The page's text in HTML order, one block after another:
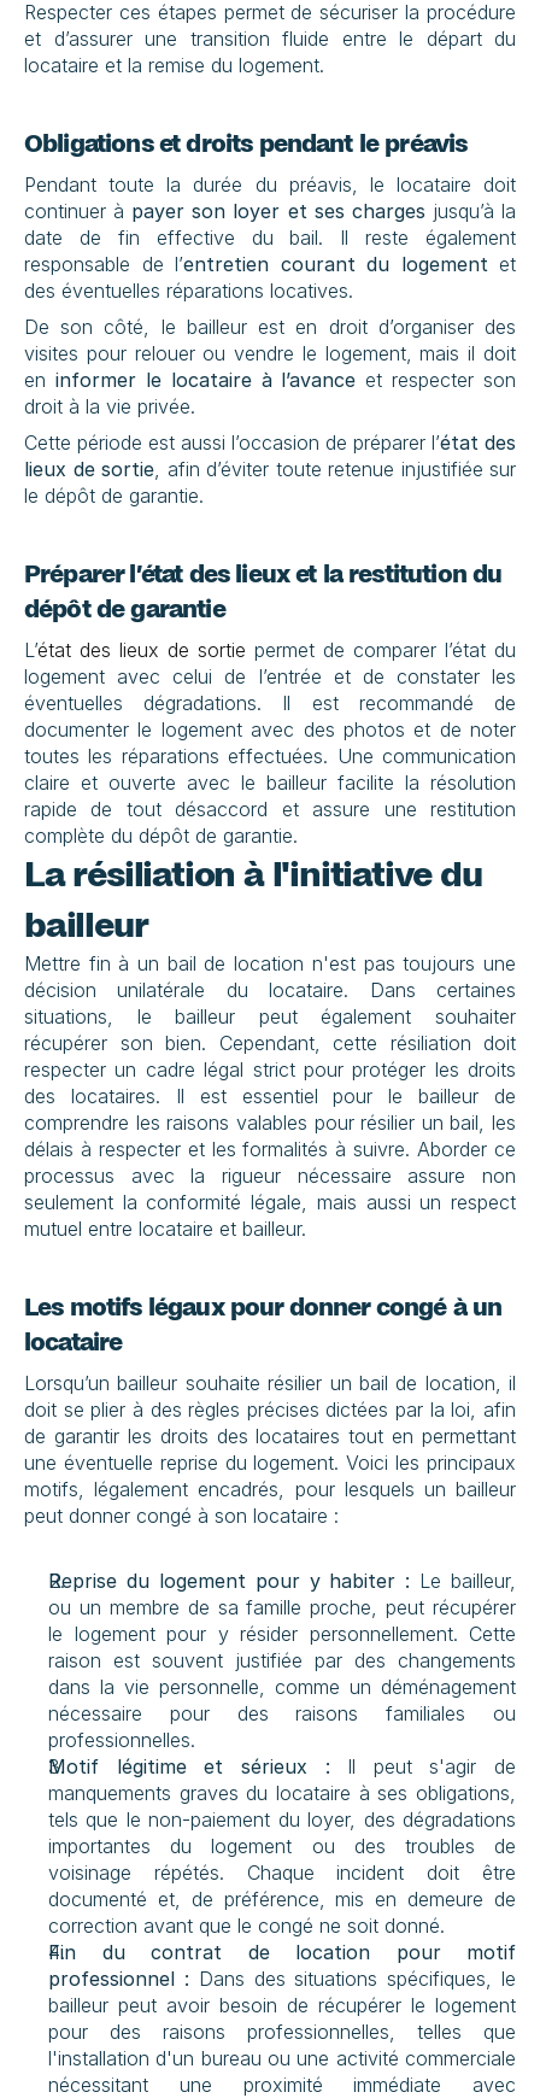
Respecter ces étapes permet de sécuriser la procédure
et d’assurer une transition fluide entre le départ du
locataire et la remise du logement.
Obligations et droits pendant le préavis
Pendant toute la durée du préavis, le locataire doit
continuer à payer son loyer et ses charges jusqu’à la
date de fin effective du bail. Il reste également
responsable de l’entretien courant du logement et
des éventuelles réparations locatives.
De son côté, le bailleur est en droit d’organiser des
visites pour relouer ou vendre le logement, mais il doit
en informer le locataire à l’avance et respecter son
droit à la vie privée.
Cette période est aussi l’occasion de préparer l’état des
lieux de sortie, afin d’éviter toute retenue injustifiée sur
le dépôt de garantie.
Préparer l’état des lieux et la restitution du
dépôt de garantie
L’état des lieux de sortie permet de comparer l’état du
logement avec celui de l’entrée et de constater les
éventuelles dégradations. Il est recommandé de
documenter le logement avec des photos et de noter
toutes les réparations effectuées. Une communication
claire et ouverte avec le bailleur facilite la résolution
rapide de tout désaccord et assure une restitution
complète du dépôt de garantie.
La résiliation à l'initiative du
bailleur
Mettre fin à un bail de location n'est pas toujours une
décision unilatérale du locataire. Dans certaines
situations, le bailleur peut également souhaiter
récupérer son bien. Cependant, cette résiliation doit
respecter un cadre légal strict pour protéger les droits
des locataires. Il est essentiel pour le bailleur de
comprendre les raisons valables pour résilier un bail, les
délais à respecter et les formalités à suivre. Aborder ce
processus avec la rigueur nécessaire assure non
seulement la conformité légale, mais aussi un respect
mutuel entre locataire et bailleur.
Les motifs légaux pour donner congé à un
locataire
Lorsqu’un bailleur souhaite résilier un bail de location, il
doit se plier à des règles précises dictées par la loi, afin
de garantir les droits des locataires tout en permettant
une éventuelle reprise du logement. Voici les principaux
motifs, légalement encadrés, pour lesquels un bailleur
peut donner congé à son locataire :
Reprise du logement pour y habiter : Le bailleur,
ou un membre de sa famille proche, peut récupérer
le logement pour y résider personnellement. Cette
raison est souvent justifiée par des changements
dans la vie personnelle, comme un déménagement
nécessaire pour des raisons familiales ou
professionnelles.
Motif légitime et sérieux : Il peut s'agir de
manquements graves du locataire à ses obligations,
tels que le non-paiement du loyer, des dégradations
importantes du logement ou des troubles de
voisinage répétés. Chaque incident doit être
documenté et, de préférence, mis en demeure de
correction avant que le congé ne soit donné.
Fin du contrat de location pour motif
professionnel : Dans des situations spécifiques, le
bailleur peut avoir besoin de récupérer le logement
pour des raisons professionnelles, telles que
l'installation d'un bureau ou une activité commerciale
nécessitant une proximité immédiate avec